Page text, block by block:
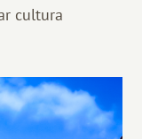
cultura